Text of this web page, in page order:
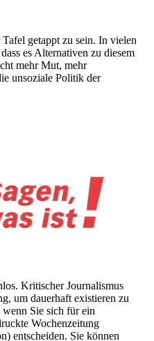
getappt zu sein. In vielen
es Alternativen zu diesem
mehr Mut, mehr
unsoziale Politik der
Kritischer Journalismus
um dauerhaft existieren zu
Sie sich für ein
Wochenzeitung
entscheiden. Sie können